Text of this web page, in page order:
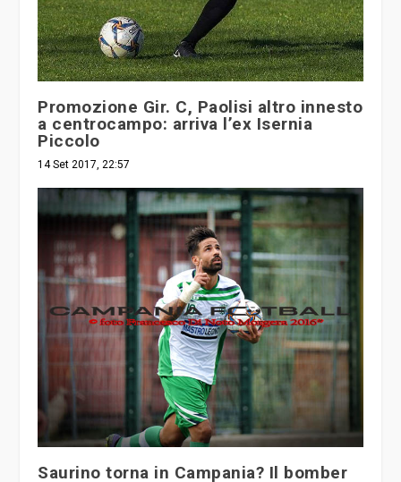
Promozione Gir. C, Paolisi altro innesto
a centrocampo: arriva l’ex Isernia
Piccolo
14 Set 2017, 22:57
Saurino torna in Campania? Il bomber